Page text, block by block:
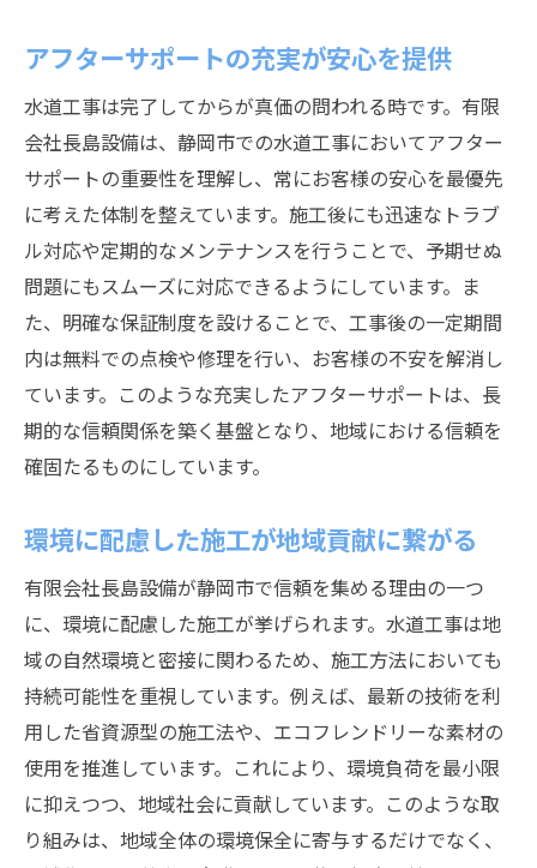
環境に優しい施工を実現するテクノロジー
顧客ニーズに応じた技術革新の実績
新技術による施工品質の向上
アフターサポートの充実が安心を提供
水道工事は完了してからが真価の問われる時です。有限
会社長島設備は、静岡市での水道工事においてアフター
サポートの重要性を理解し、常にお客様の安心を最優先
に考えた体制を整えています。施工後にも迅速なトラブ
ル対応や定期的なメンテナンスを行うことで、予期せぬ
問題にもスムーズに対応できるようにしています。ま
た、明確な保証制度を設けることで、工事後の一定期間
内は無料での点検や修理を行い、お客様の不安を解消し
ています。このような充実したアフターサポートは、長
期的な信頼関係を築く基盤となり、地域における信頼を
確固たるものにしています。
環境に配慮した施工が地域貢献に繋がる
有限会社長島設備が静岡市で信頼を集める理由の一つ
に、環境に配慮した施工が挙げられます。水道工事は地
域の自然環境と密接に関わるため、施工方法においても
持続可能性を重視しています。例えば、最新の技術を利
用した省資源型の施工法や、エコフレンドリーな素材の
使用を推進しています。これにより、環境負荷を最小限
に抑えつつ、地域社会に貢献しています。このような取
り組みは、地域全体の環境保全に寄与するだけでなく、